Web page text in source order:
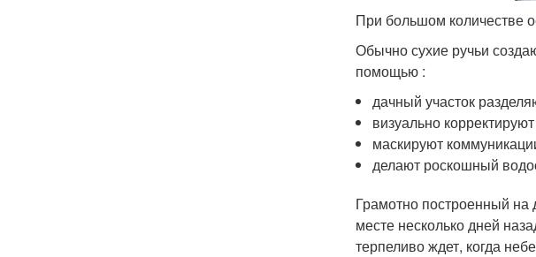
При большом количестве
Обычно сухие ручьи
помощью :
дачный участок
визуально
маскируют
делают роскошный
Грамотно построенный на
месте несколько дней
терпеливо ждет, когда